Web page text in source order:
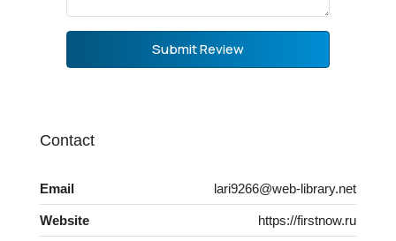
Submit Review
Contact
Email lari9266@web-library.net
Website https://firstnow.ru